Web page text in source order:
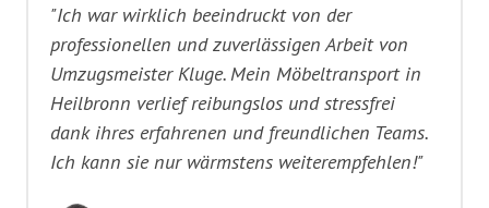
"Ich war wirklich beeindruckt von der
professionellen und zuverlässigen Arbeit von
Umzugsmeister Kluge. Mein Möbeltransport in
Heilbronn verlief reibungslos und stressfrei
dank ihres erfahrenen und freundlichen Teams.
Ich kann sie nur wärmstens weiterempfehlen!"